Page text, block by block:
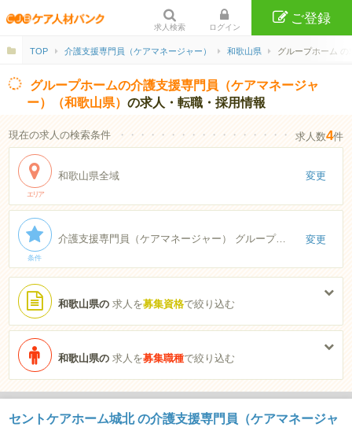
求人検索 ログイン
ご登録
TOP 介護支援専門員（ケアマネージャー） 和歌山県 グループホーム の
グループホームの介護支援専門員（ケアマネージャ
ー）（和歌山県）の求人・転職・採用情報
現在の求人の検索条件 ・・・・・・・・・・・・・・・・・・・・・・
求人数4件
エリア
和歌山県全域 変更
条件
介護支援専門員（ケアマネージャー） グループホーム 変更
和歌山県の求人を募集資格で絞り込む
和歌山県の求人を募集職種で絞り込む
セントケアホーム城北 の介護支援専門員（ケアマネージャ